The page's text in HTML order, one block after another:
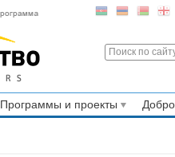
Программы и проекты